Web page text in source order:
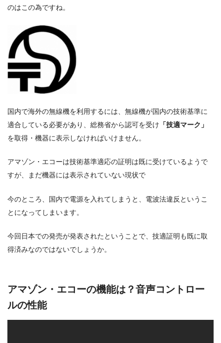
のはこの為ですね。
国内で海外の無線機を利用するには、無線機が国内の技術基準に
適合している必要があり、総務省から認可を受け 「技適マーク」
を取得・機器に表示しなければいけません。
アマゾン・エコーは技術基準適応の証明は既に受けているようで
すが、まだ機器には表示されていない現状で
今のところ、国内で電源を入れてしまうと、電波法違反というこ
とになってしまいます。
今回日本での発売が発表されたということで、技適証明も既に取
得済みなのではないでしょうか。
アマゾン・エコーの機能は？音声コントロー
ルの性能